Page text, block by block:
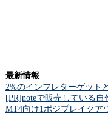
最新情報
2%のインフレターゲット
[PR]noteで販売している自
MT4向け1ポジブレイクア